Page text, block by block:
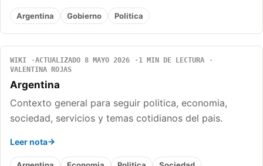
Argentina Gobierno Politica
WIKI ACTUALIZADO 8 MAYO 2026
1 MIN DE LECTURA
VALENTINA ROJAS
Argentina
Contexto general para seguir politica, economia,
sociedad, servicios y temas cotidianos del pais.
Leer nota